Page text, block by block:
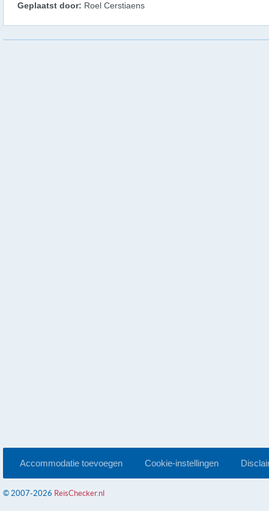
Geplaatst door: Roel Cerstiaens
Accommodatie toevoegen Cookie-instellingen
© 2007-2026 ReisChecker.nl